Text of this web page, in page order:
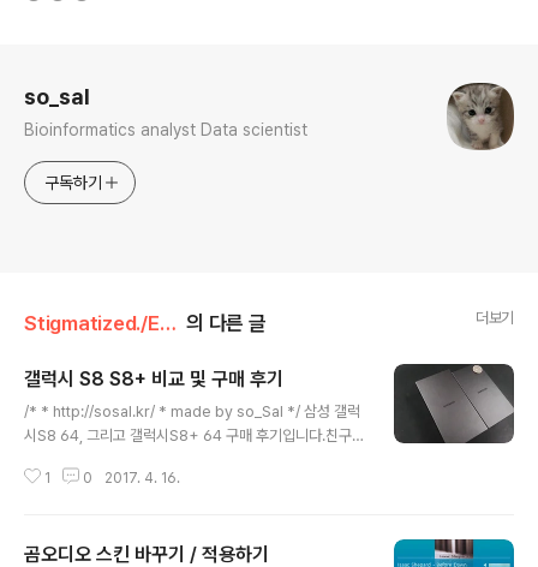
so_sal
Bioinformatics analyst Data scientist
구독하기
Stigmatized./ETC. 의 다른 글 더보기
갤럭시 S8 S8+ 비교 및 구매 후기
/* * http://sosal.kr/ * made by so_Sal */ 삼성 갤럭
시S8 64, 그리고 갤럭시S8+ 64 구매 후기입니다.친구와
팩은 http://www.samsung.com/sec/smartphone
러는 스카치 블루입니다. 막상 화면 앞쪽은 전면이 디스플
1 0 2017. 4. 16.
곰오디오 스킨 바꾸기 / 적용하기